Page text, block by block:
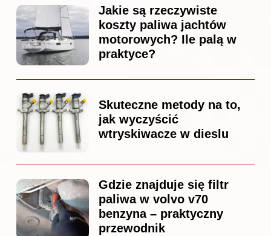
Jakie są rzeczywiste
koszty paliwa jachtów
motorowych? Ile palą w
praktyce?
Skuteczne metody na to,
jak wyczyścić
wtryskiwacze w dieslu
Gdzie znajduje się filtr
paliwa w volvo v70
benzyna – praktyczny
przewodnik